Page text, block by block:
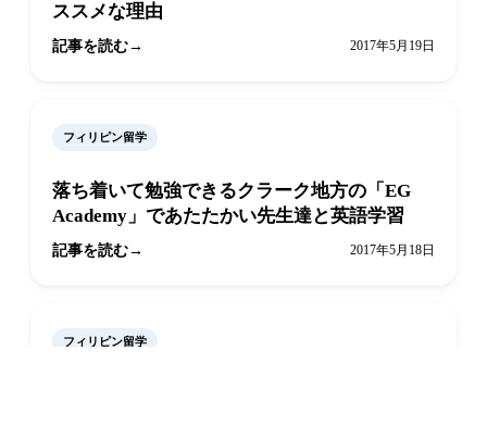
ススメな理由
記事を読む 2017年5月19日
フィリピン留学
落ち着いて勉強できるクラーク地方の「EG
Academy」であたたかい先生達と英語学習
記事を読む 2017年5月18日
フィリピン留学